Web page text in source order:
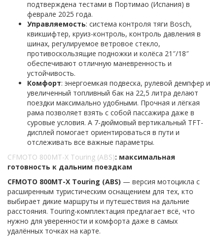
подтверждена тестами в Портимао (Испания) в
феврале 2025 года.
Управляемость: система контроля тяги Bosch,
квикшифтер, круиз-контроль, контроль давления в
шинах, регулируемое ветровое стекло,
противоскользящие подножки и колёса 21″/18″
обеспечивают отличную маневренность и
устойчивость.
Комфорт: энергоемкая подвеска, рулевой демпфер и
увеличенный топливный бак на 22,5 литра делают
поездки максимально удобными. Прочная и лёгкая
рама позволяет взять с собой пассажира даже в
суровые условия. А 7-дюймовый вертикальный TFT-
дисплей помогает ориентироваться в пути и
отслеживать все важные параметры.
CFMOTO 800MT-X Touring (ABS): максимальная
готовность к дальним поездкам
CFMOTO 800MT-X Touring (ABS) — версия мотоцикла с
расширенным туристическим оснащением для тех, кто
выбирает дикие маршруты и путешествия на дальние
расстояния. Touring-комплектация предлагает всё, что
нужно для уверенности и комфорта даже в самых
удалённых точках на карте.